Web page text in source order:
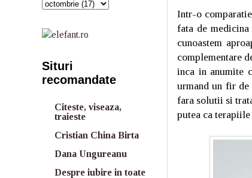
Intr-o
fata de
cunoastem
complementare
inca in anumite
urmand un fir de
fara solutii si
putea ca
Situri
recomandate
Citeste, viseaza,
traieste
Cristian China Birta
Dana Ungureanu
Despre iubire in toate